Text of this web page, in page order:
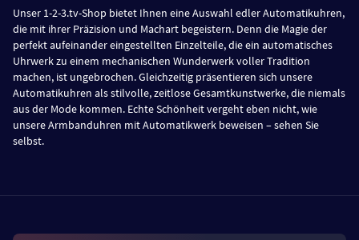
Unser 1-2-3.tv-Shop bietet Ihnen eine Auswahl edler Automatikuhren,
die mit ihrer Präzision und Machart begeistern. Denn die Magie der
perfekt aufeinander eingestellten Einzelteile, die ein automatisches
Uhrwerk zu einem mechanischen Wunderwerk voller Tradition
machen, ist ungebrochen. Gleichzeitig präsentieren sich unsere
Automatikuhren als stilvolle, zeitlose Gesamtkunstwerke, die niemals
aus der Mode kommen. Echte Schönheit vergeht eben nicht, wie
unsere Armbanduhren mit Automatikwerk beweisen – sehen Sie
selbst.